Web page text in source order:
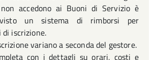
accedono ai Buoni di Servizio è
un sistema di rimborsi per
iscrizione.
variano a seconda del gestore.
con i dettagli su orari, costi e